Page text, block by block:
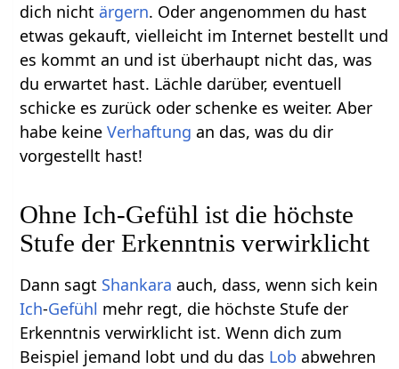
dich nicht ärgern. Oder angenommen du hast
etwas gekauft, vielleicht im Internet bestellt und
es kommt an und ist überhaupt nicht das, was
du erwartet hast. Lächle darüber, eventuell
schicke es zurück oder schenke es weiter. Aber
habe keineVerhaftung an das, was du dir
vorgestellt hast!
Ohne Ich-Gefühl ist die höchste
Stufe der Erkenntnis verwirklicht
Dann sagt Shankara auch, dass, wenn sich kein
Ich-Gefühl mehr regt, die höchste Stufe der
Erkenntnis verwirklicht ist. Wenn dich zum
Beispiel jemand lobt und du das Lob abwehren